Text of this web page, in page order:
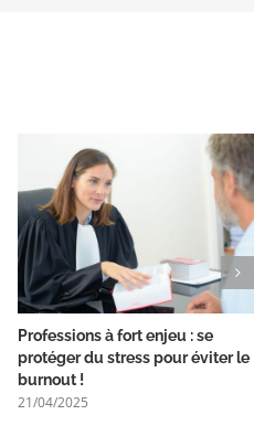
Professions à fort enjeu : se
protéger du stress pour éviter le
burnout !
21/04/2025